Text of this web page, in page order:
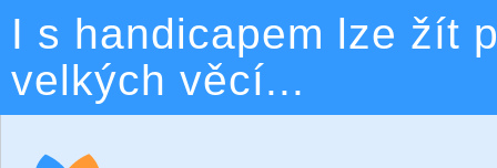
I s handicapem lze žít
velkých věcí...